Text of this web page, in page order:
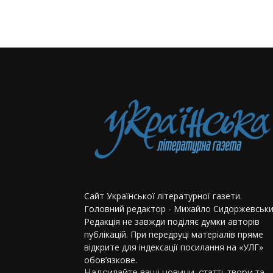
Сайт Української літературної газети.
Головний редактор - Михайло
Редакція не завжди поділяє думки авторів
публікацій. При передруці матеріалів пряме
відкрите для індексації посилання на «УЛГ»
обов’язкове.